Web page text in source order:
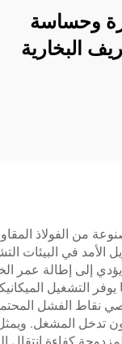
وحساسة
البخارية
من الفولاذ
الأمد في البيئات
يؤدي إلى إطالة عمر
يوفر التشغيل
نقاط الفشل
تدخل المشغل.